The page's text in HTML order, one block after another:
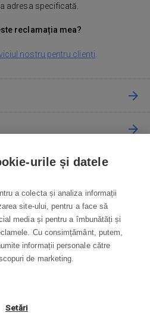
adresa specificată.
reclamația mea?
nostru pentru clienți
urile și datele
a colecta și analiza informații
site-ului, pentru a face să
media și pentru a îmbunătăți și
Cu consimțământ, putem,
informații personale către
de marketing.
Setări